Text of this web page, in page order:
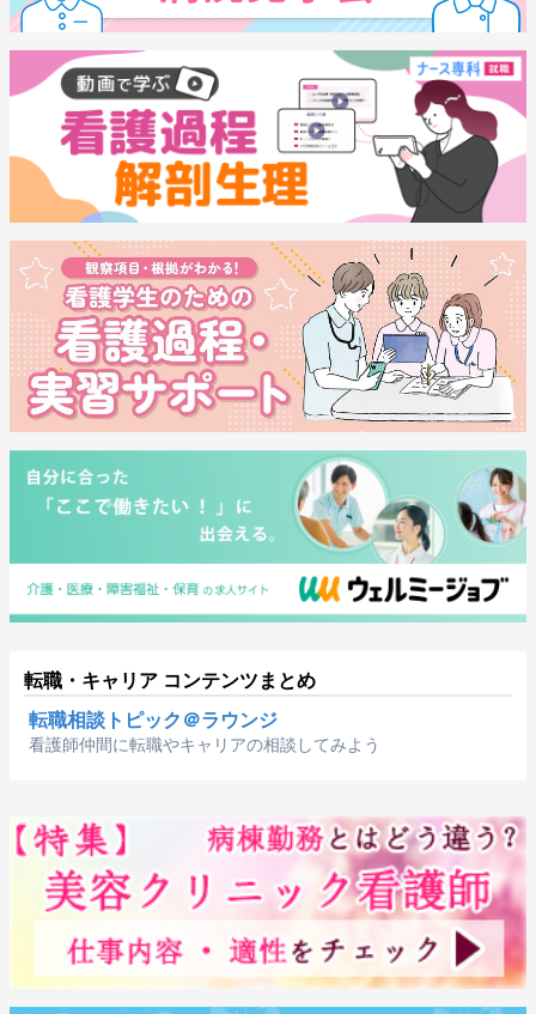
転職・キャリア コンテンツまとめ
転職相談トピック＠ラウンジ
看護師仲間に転職やキャリアの相談してみよう